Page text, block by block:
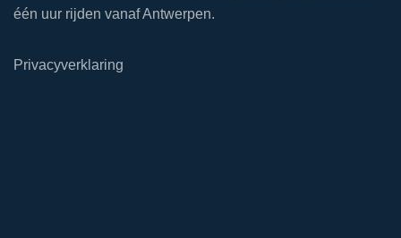
één uur rijden vanaf Antwerpen.
Privacyverklaring